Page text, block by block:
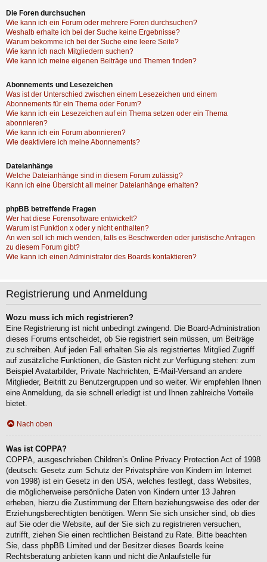
Die Foren durchsuchen
Wie kann ich ein Forum oder mehrere Foren durchsuchen?
Weshalb erhalte ich bei der Suche keine Ergebnisse?
Warum bekomme ich bei der Suche eine leere Seite?
Wie kann ich nach Mitgliedern suchen?
Wie kann ich meine eigenen Beiträge und Themen finden?
Abonnements und Lesezeichen
Was ist der Unterschied zwischen einem Lesezeichen und einem
Abonnements für ein Thema oder Forum?
Wie kann ich ein Lesezeichen auf ein Thema setzen oder ein Thema
abonnieren?
Wie kann ich ein Forum abonnieren?
Wie deaktiviere ich meine Abonnements?
Dateianhänge
Welche Dateianhänge sind in diesem Forum zulässig?
Kann ich eine Übersicht all meiner Dateianhänge erhalten?
phpBB betreffende Fragen
Wer hat diese Forensoftware entwickelt?
Warum ist Funktion x oder y nicht enthalten?
An wen soll ich mich wenden, falls es Beschwerden oder juristische Anfragen
zu diesem Forum gibt?
Wie kann ich einen Administrator des Boards kontaktieren?
Registrierung und Anmeldung
Wozu muss ich mich registrieren?
Eine Registrierung ist nicht unbedingt zwingend. Die Board-Administration
dieses Forums entscheidet, ob Sie registriert sein müssen, um Beiträge
zu schreiben. Auf jeden Fall erhalten Sie als registriertes Mitglied Zugriff
auf zusätzliche Funktionen, die Gästen nicht zur Verfügung stehen: zum
Beispiel Avatarbilder, Private Nachrichten, E-Mail-Versand an andere
Mitglieder, Beitritt zu Benutzergruppen und so weiter. Wir empfehlen Ihnen
eine Anmeldung, da sie schnell erledigt ist und Ihnen zahlreiche Vorteile
bietet.
Nach oben
Was ist COPPA?
COPPA, ausgeschrieben Children’s Online Privacy Protection Act of 1998
(deutsch: Gesetz zum Schutz der Privatsphäre von Kindern im Internet
von 1998) ist ein Gesetz in den USA, welches festlegt, dass Websites,
die möglicherweise persönliche Daten von Kindern unter 13 Jahren
erheben, hierzu die Zustimmung der Eltern beziehungsweise des oder der
Erziehungsberechtigten benötigen. Wenn Sie sich unsicher sind, ob dies
auf Sie oder die Website, auf der Sie sich zu registrieren versuchen,
zutrifft, ziehen Sie einen rechtlichen Beistand zu Rate. Bitte beachten
Sie, dass phpBB Limited und der Besitzer dieses Boards keine
Rechtsberatung anbieten kann und nicht die Anlaufstelle für